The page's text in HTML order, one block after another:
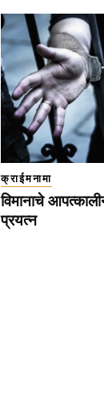
क्राईमनामा
विमानाचे
प्रयत्न